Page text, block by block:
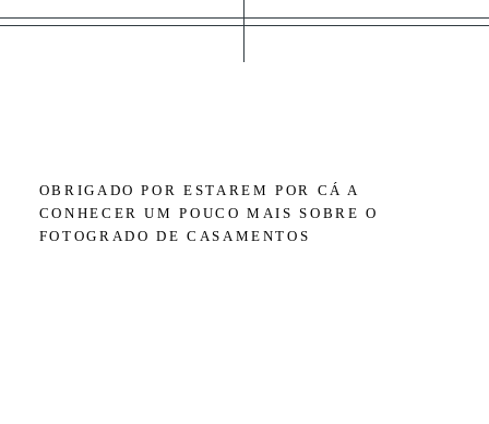
OBRIGADO POR ESTAREM POR CÁ A
CONHECER UM POUCO MAIS SOBRE O
FOTOGRADO DE CASAMENTOS